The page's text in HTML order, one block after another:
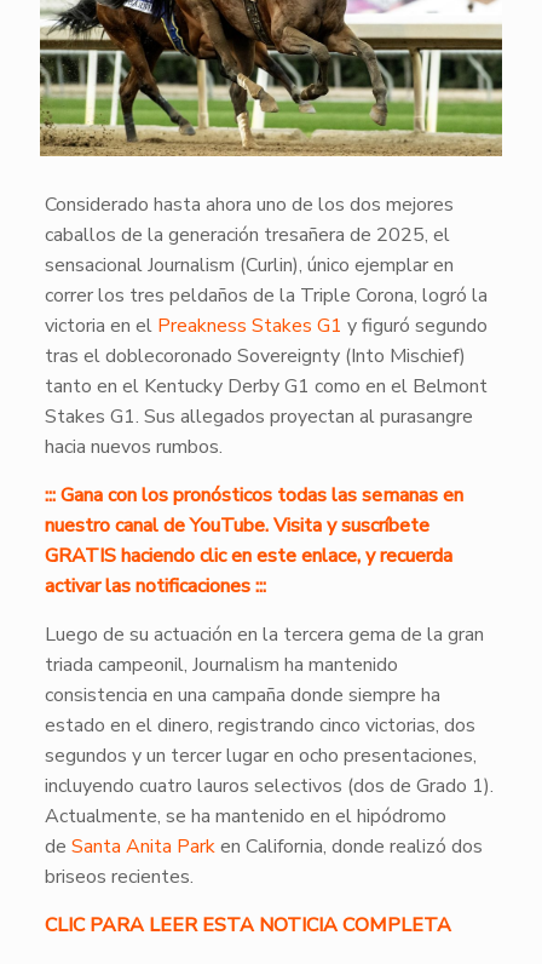
Considerado hasta ahora uno de los dos mejores
caballos de la generación tresañera de 2025, el
sensacional Journalism (Curlin), único ejemplar en
correr los tres peldaños de la Triple Corona, logró la
victoria en el Preakness Stakes G1 y figuró segundo
tras el doblecoronado Sovereignty (Into Mischief)
tanto en el Kentucky Derby G1 como en el Belmont
Stakes G1. Sus allegados proyectan al purasangre
hacia nuevos rumbos.
::: Gana con los pronósticos todas las semanas en
nuestro canal de YouTube. Visita y suscríbete
GRATIS haciendo clic en este enlace, y recuerda
activar las notificaciones :::
Luego de su actuación en la tercera gema de la gran
triada campeonil, Journalism ha mantenido
consistencia en una campaña donde siempre ha
estado en el dinero, registrando cinco victorias, dos
segundos y un tercer lugar en ocho presentaciones,
incluyendo cuatro lauros selectivos (dos de Grado 1).
Actualmente, se ha mantenido en el hipódromo
de Santa Anita Parken California, donde realizó dos
briseos recientes.
CLIC PARA LEER ESTA NOTICIA COMPLETA